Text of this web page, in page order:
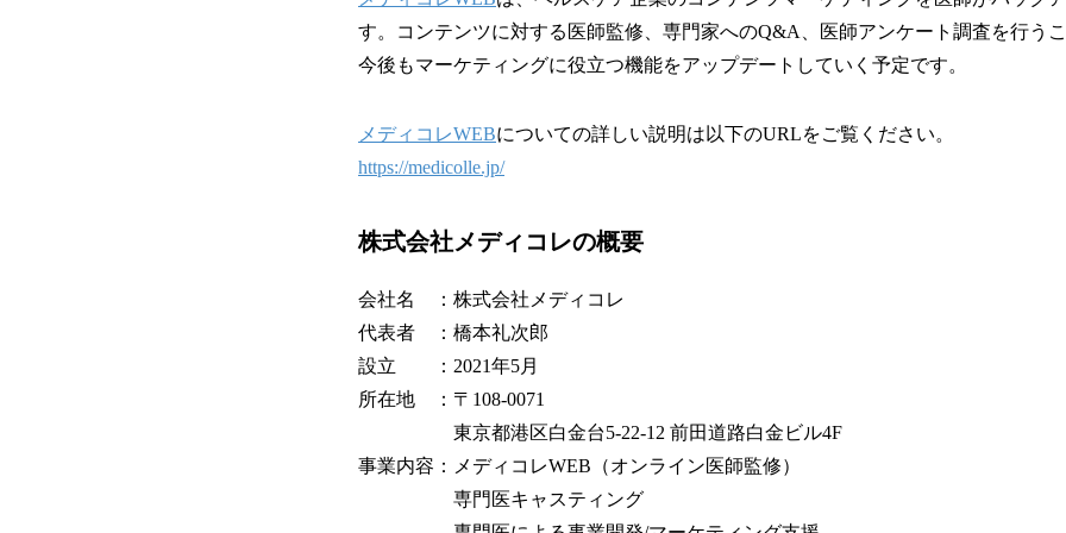
す。コンテンツに対する医師監修、専門家へのQ&A、医師アンケート調査を行うこ
今後もマーケティングに役立つ機能をアップデートしていく予定です。
メディコレWEBについての詳しい説明は以下のURLをご覧ください。
https://medicolle.jp/
株式会社メディコレの概要
会社名 ：株式会社メディコレ
代表者 ：橋本礼次郎
設立 ：2021年5月
所在地 ：〒108-0071
東京都港区白金台5-22-12 前田道路白金ビル4F
事業内容：メディコレWEB（オンライン医師監修）
専門医キャスティング